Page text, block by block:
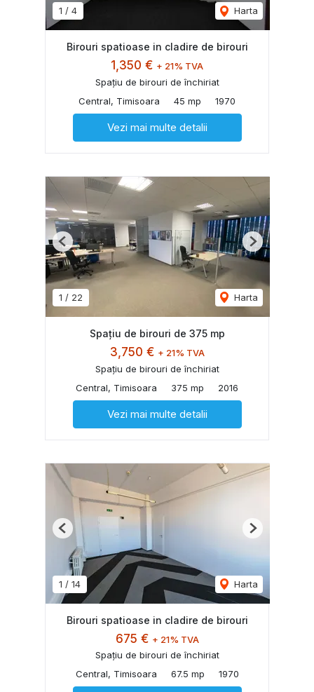
1 / 4 Harta
Birouri spatioase in cladire de birouri
1,350 € + 21% TVA
Spațiu de birouri de închiriat
Central, Timisoara
45 mp 1970
Vezi mai multe detalii
1 / 22 Harta
Previous Next
Spațiu de birouri de 375 mp
3,750 € + 21% TVA
Spațiu de birouri de închiriat
Central, Timisoara
375 mp 2016
Vezi mai multe detalii
1 / 14 Harta
Previous Next
Birouri spatioase in cladire de birouri
675 € + 21% TVA
Spațiu de birouri de închiriat
Central, Timisoara
67.5 mp 1970